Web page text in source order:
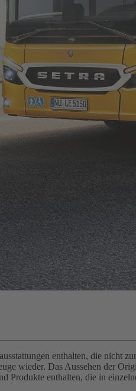
enthalten, die nicht
wieder. Das Aussehen der
Produkte enthalten, die in